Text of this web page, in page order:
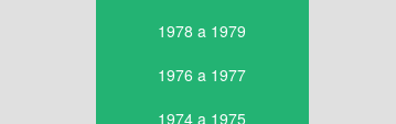
1978 a 1979
1976 a 1977
1974 a 1975